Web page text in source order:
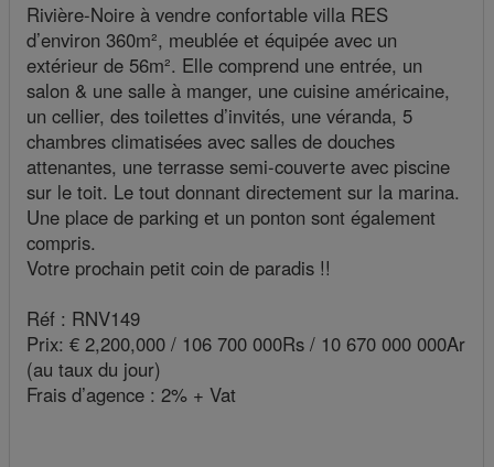
Rivière-Noire à vendre confortable villa RES
d’environ 360m², meublée et équipée avec un
extérieur de 56m². Elle comprend une entrée, un
salon & une salle à manger, une cuisine américaine,
un cellier, des toilettes d’invités, une véranda, 5
chambres climatisées avec salles de douches
attenantes, une terrasse semi-couverte avec piscine
sur le toit. Le tout donnant directement sur la marina.
Une place de parking et un ponton sont également
compris.
Votre prochain petit coin de paradis !!
Réf : RNV149
Prix: € 2,200,000 / 106 700 000Rs / 10 670 000 000Ar
(au taux du jour)
Frais d’agence : 2% + Vat